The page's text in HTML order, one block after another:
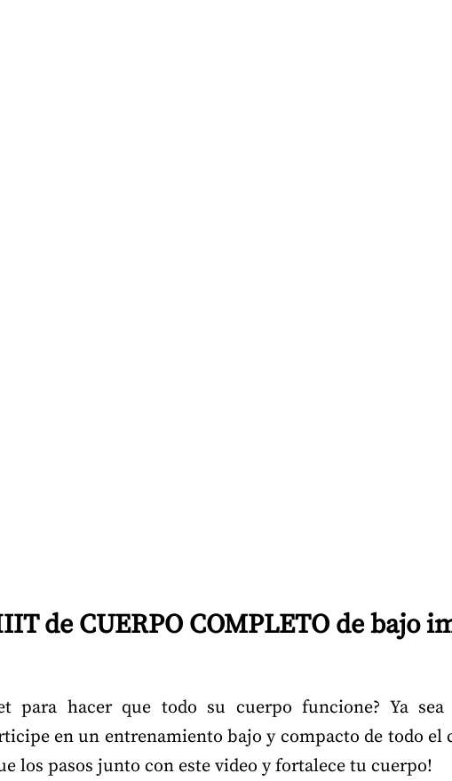
de CUERPO COMPLETO de bajo
para hacer que todo su cuerpo funcione? Ya
en un entrenamiento bajo y compacto de todo
los pasos junto con este video y fortalece tu cuerpo!